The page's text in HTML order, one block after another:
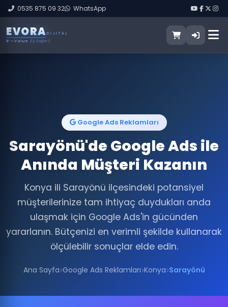
0535 875 09 32 WhatsApp
EVORA DIJITAL
V — Value (İş Değeri)
Google Ads Reklamları
Sarayönü'de Google Ads ile
Anında Müşteri Kazanın
Konya ili Sarayönü ilçesindeki potansiyel
müşterilerinize tam ihtiyaç duydukları anda
ulaşmak için Google Ads'in gücünden
yararlanın. Bütçenizi en verimli şekilde kullanarak
ölçülebilir sonuçlar elde edin.
Ana Sayfa Google Ads Reklamları Konya Sarayönü